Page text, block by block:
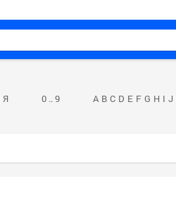
Я 0 .. 9 A B C D E F G H I J